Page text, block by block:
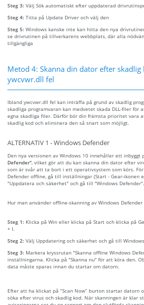
Steg 3: Välj Sök automatiskt efter uppdaterad
Steg 4: Titta på Update Driver och välj den
Steg 5: Windows kanske inte kan hitta den nya
se drivrutinen på tillverkarens webbplats, där alla
tillgängliga
Metod 4: Skanna din dator efter
ywcvwr.dll fel
Ibland ywcvwr.dll fel kan inträffa på grund av skadlig
skadliga programvaran kan medvetet skada DLL-filer för
egna skadliga filer. Därför bör din främsta prioritet vara
skadlig kod och eliminera den så snart som möjligt.
ALTERNATIV 1 - Windows Defender
Den nya versionen av Windows 10 innehåller ett inbyggt
Defender" , vilket gör att du kan skanna din dator efter
som är svår att ta bort i ett operativsystem som körs.
Defender offline, gå till inställningar (Start - Gear-ikonen
"Uppdatera och säkerhet" och gå till "Windows Defender".
Hur man använder offline-skanning av Windows Defender
Steg 1: Klicka på Win eller klicka på Start och klicka på
+ I.
Steg 2: Välj Uppdatering och säkerhet och gå till
Steg 3: Markera kryssrutan "Skanna offline Windows
inställningarna. Klicka på "Skanna nu" för att köra den.
data måste sparas innan du startar om datorn.
Efter att ha klickat på “Scan Now” burton startar datorn
söka efter virus och skadlig kod. När skanningen är klar